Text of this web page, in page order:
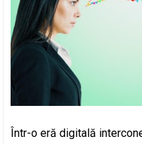
Într-o eră digitală